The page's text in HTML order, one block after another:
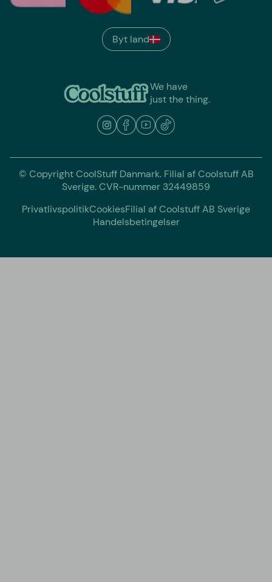
We have
just the thing.
Byt land
© Copyright CoolStuff Danmark. Filial af Coolstuff AB
Sverige. CVR-nummer 32449859
PrivatlivspolitikCookiesFilial af Coolstuff AB Sverige
Handelsbetingelser